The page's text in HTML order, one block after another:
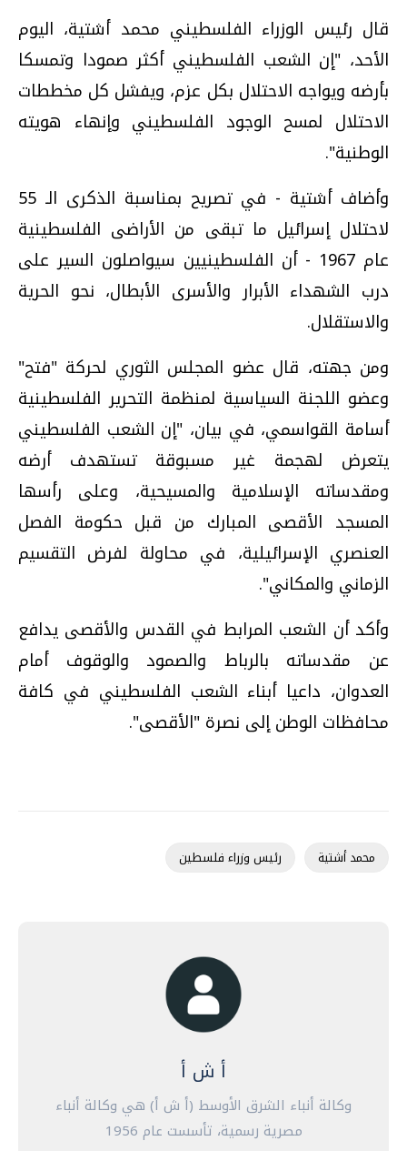
قال رئيس الوزراء الفلسطيني محمد أشتية، اليوم
الأحد، "إن الشعب الفلسطيني أكثر صمودا وتمسكا
بأرضه ويواجه الاحتلال بكل عزم، ويفشل كل مخططات
الاحتلال لمسح الوجود الفلسطيني وإنهاء هويته
الوطنية".
وأضاف أشتية - في تصريح بمناسبة الذكرى الـ 55
لاحتلال إسرائيل ما تبقى من الأراضى الفلسطينية
عام 1967 - أن الفلسطينيين سيواصلون السير على
درب الشهداء الأبرار والأسرى الأبطال، نحو الحرية
والاستقلال.
ومن جهته، قال عضو المجلس الثوري لحركة "فتح"
وعضو اللجنة السياسية لمنظمة التحرير الفلسطينية
أسامة القواسمي، في بيان، "إن الشعب الفلسطيني
يتعرض لهجمة غير مسبوقة تستهدف أرضه
ومقدساته الإسلامية والمسيحية، وعلى رأسها
المسجد الأقصى المبارك من قبل حكومة الفصل
العنصري الإسرائيلية، في محاولة لفرض التقسيم
الزماني والمكاني".
وأكد أن الشعب المرابط في القدس والأقصى يدافع
عن مقدساته بالرباط والصمود والوقوف أمام
العدوان، داعيا أبناء الشعب الفلسطيني في كافة
محافظات الوطن إلى نصرة "الأقصى".
محمد أشتية رئيس وزراء فلسطين
أ ش أ
وكالة أنباء الشرق الأوسط (أ ش أ) هي وكالة أنباء
مصرية رسمية، تأسست عام 1956